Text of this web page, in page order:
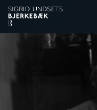
Hopp til hovedinnhold
Søk
Åpent kl.